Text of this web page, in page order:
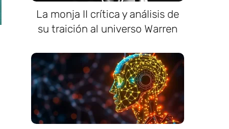
La monja II crítica y análisis de
su traición al universo Warren